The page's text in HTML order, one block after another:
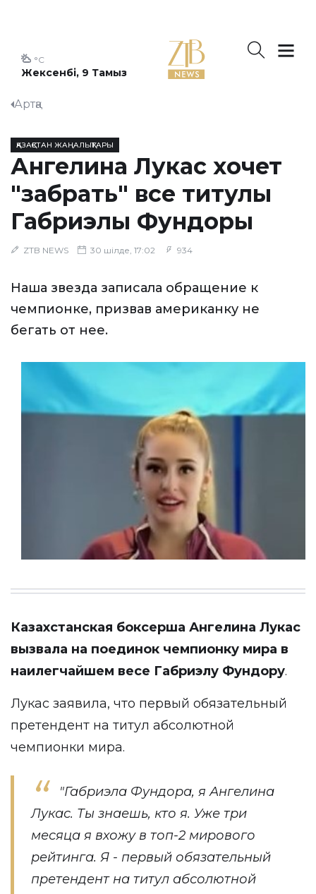
Жексенбі, 9 Тамыз
°C
Артқа
ҚАЗАҚСТАН ЖАҢАЛЫҚТАРЫ
Ангелина Лукас хочет
"забрать" все титулы
Габриэлы Фундоры
ZTB NEWS 30 шілде, 17:02 934
Наша звезда записала обращение к
чемпионке, призвав американку не
бегать от нее.
Казахстанская боксерша Ангелина Лукас
вызвала на поединок чемпионку мира в
наилегчайшем весе Габриэлу Фундору.
Лукас заявила, что первый обязательный
претендент на титул абсолютной
чемпионки мира.
"Габриэла Фундора, я Ангелина
Лукас. Ты знаешь, кто я. Уже три
месяца я вхожу в топ-2 мирового
рейтинга. Я - первый обязательный
претендент на титул абсолютной